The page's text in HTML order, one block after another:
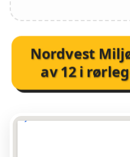
Nordvest
av12i